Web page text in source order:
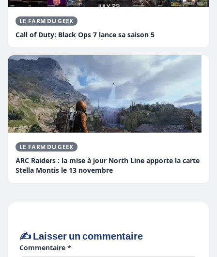
LE FARM DU GEEK
Call of Duty: Black Ops 7 lance sa saison 5
LE FARM DU GEEK
ARC Raiders : la mise à jour North Line apporte la carte
Stella Montis le 13 novembre
✍️ Laisser un commentaire
Commentaire *